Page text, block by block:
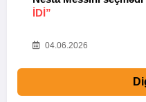
IDI”
04.06.2026